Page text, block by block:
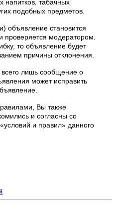
напитков, табачных
подобных предметов.
объявление становится
модератором.
то объявление будет
причины отклонения.
лишь сообщение о
может исправить
Вы также
и согласны со
и правил» данного